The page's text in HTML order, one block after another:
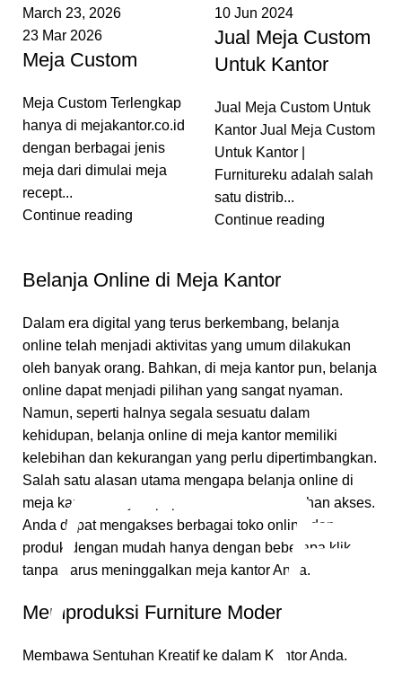
March 23, 2026
23 Mar 2026
Meja Custom
Meja Custom Terlengkap
hanya di mejakantor.co.id
dengan berbagai jenis
meja dari dimulai meja
recept...
Continue reading
10 Jun 2024
Jual Meja Custom
Untuk Kantor
Jual Meja Custom Untuk
Kantor Jual Meja Custom
Untuk Kantor |
Furnitureku adalah salah
satu distrib...
Continue reading
Belanja Online di Meja Kantor
Dalam era digital yang terus berkembang, belanja
online telah menjadi aktivitas yang umum dilakukan
oleh banyak orang. Bahkan, di meja kantor pun, belanja
online dapat menjadi pilihan yang sangat nyaman.
Namun, seperti halnya segala sesuatu dalam
kehidupan, belanja online di meja kantor memiliki
kelebihan dan kekurangan yang perlu dipertimbangkan.
Salah satu alasan utama mengapa belanja online di
meja kantor menjadi populer adalah kemudahan akses.
Anda dapat mengakses berbagai toko online dan
produk dengan mudah hanya dengan beberapa klik,
tanpa harus meninggalkan meja kantor Anda.
Memproduksi Furniture Modern
Membawa Sentuhan Kreatif ke dalam Kantor Anda.